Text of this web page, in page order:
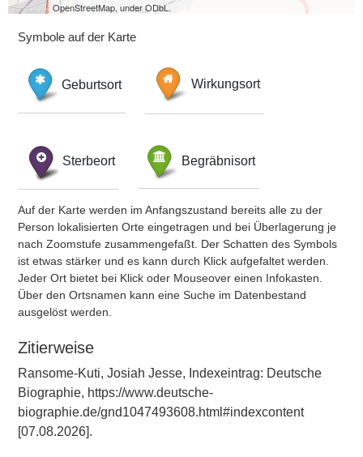
OpenStreetMap, under ODbL.
Symbole auf der Karte
Geburtsort Wirkungsort
Sterbeort Begräbnisort
Auf der Karte werden im Anfangszustand bereits alle zu der
Person lokalisierten Orte eingetragen und bei Überlagerung je
nach Zoomstufe zusammengefaßt. Der Schatten des Symbols
ist etwas stärker und es kann durch Klick aufgefaltet werden.
Jeder Ort bietet bei Klick oder Mouseover einen Infokasten.
Über den Ortsnamen kann eine Suche im Datenbestand
ausgelöst werden.
Zitierweise
Ransome-Kuti, Josiah Jesse, Indexeintrag: Deutsche
Biographie, https://www.deutsche-
biographie.de/gnd1047493608.html#indexcontent
[07.08.2026].